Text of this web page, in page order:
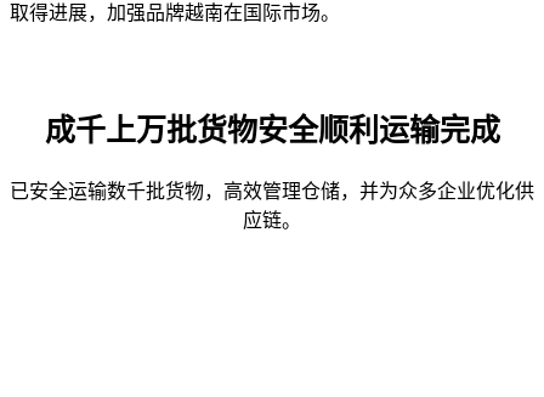
取得进展，加强品牌越南在国际市场。
成千上万批货物安全顺利运输完成
已安全运输数千批货物，高效管理仓储，并为众多企业优化供
应链。